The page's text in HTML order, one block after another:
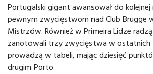
Portugalski gigant awansował do kolejnej
pewnym zwycięstwom nad Club Brugge
Mistrzów. Również w Primeira Lidze
zanotowali trzy zwycięstwa w ostatnich
prowadzą w tabeli, mając dziesięć
drugim Porto.